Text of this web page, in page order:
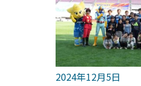
2024年12月5日